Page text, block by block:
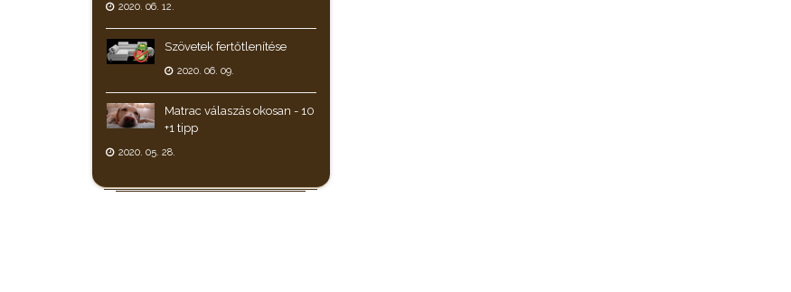
2020. 06. 12.
Szövetek fertőtlenítése
2020. 06. 09.
Matrac válaszás okosan - 10
+1 tipp
2020. 05. 28.